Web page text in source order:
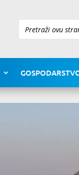
Pretraži